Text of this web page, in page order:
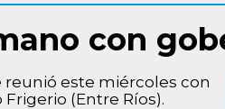
con
reunió este miércoles con
(Entre Ríos).